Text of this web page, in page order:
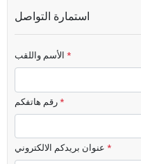
استمارة التواصل
*
*
*